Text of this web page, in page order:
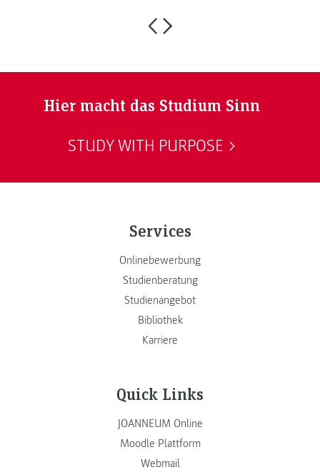
Hier macht das Studium Sinn
STUDY WITH PURPOSE
Services
Onlinebewerbung
Studienberatung
Studienangebot
Bibliothek
Karriere
Quick Links
JOANNEUM Online
Moodle Plattform
Webmail